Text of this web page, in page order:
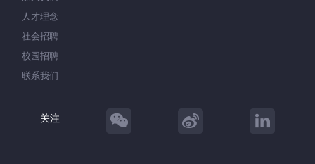
人才理念
社会招聘
校园招聘
联系我们
关注